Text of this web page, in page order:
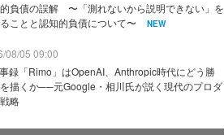
負債の誤解 〜「測れないから説明できない」を
ことと認知的負債について〜
NEW
08/05 09:00
録「Rimo」はOpenAI、Anthropic時代にどう勝
描くか──元Google・相川氏が説く現代のプロダ
略